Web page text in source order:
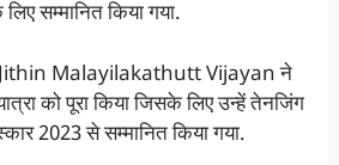
सम्मानित किया गया.
Malayilakathutt Vijayan ने
को पूरा किया जिसके लिए उन्हें तेनजिंग
2023 से सम्मानित किया गया.